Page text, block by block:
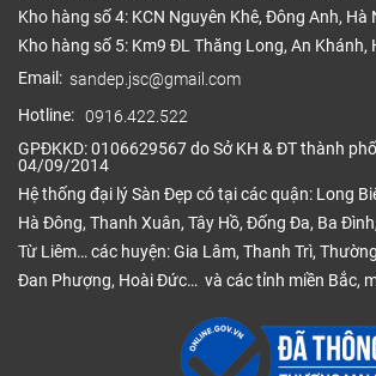
Kho hàng số 4: KCN Nguyên Khê, Đông Anh, Hà
Kho hàng số 5: Km9 ĐL Thăng Long, An Khánh,
Email: sandep.jsc@gmail.com
Hotline: 0916.422.522
GPĐKKD: 0106629567 do Sở KH & ĐT thành
04/09/2014
Hệ thống đại lý Sàn Đẹp có tại các quận: Long
Hà Đông, Thanh Xuân, Tây Hồ, Đống Đa, Ba
Từ Liêm… các huyện: Gia Lâm, Thanh Trì,
Đan Phượng, Hoài Đức… và các tỉnh miền Bắc,